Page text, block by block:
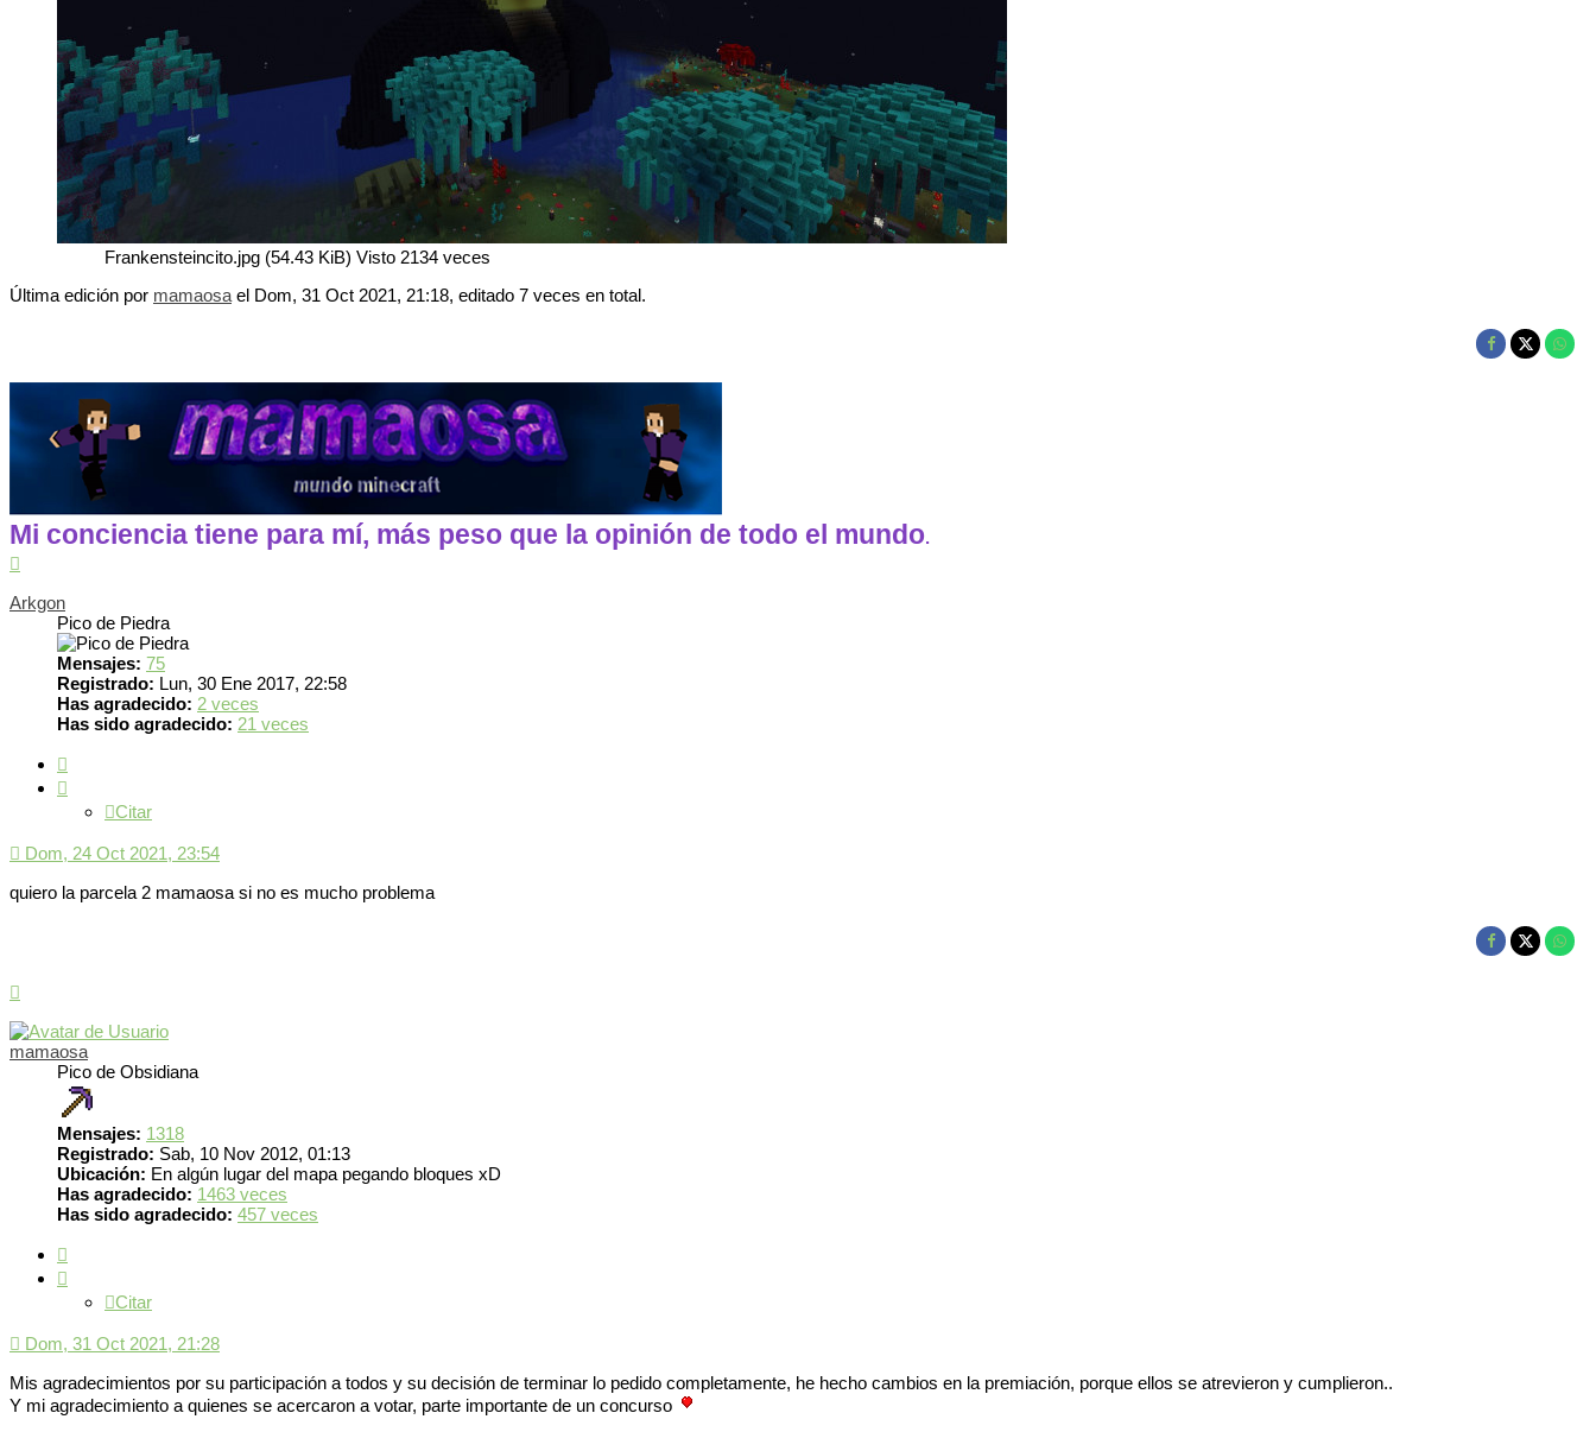
Frankensteincito.jpg (54.43 KiB) Visto 2134 veces
Última edición por mamaosa el Dom, 31 Oct 2021, 21:18, editado 7 veces en total.
Mi conciencia tiene para mí, más peso que la opinión de todo el mundo.
Arkgon
Pico de Piedra
Mensajes: 75
Registrado: Lun, 30 Ene 2017, 22:58
Has agradecido: 2 veces
Has sido agradecido: 21 veces
Citar
Dom, 24 Oct 2021, 23:54
quiero la parcela 2 mamaosa si no es mucho problema
mamaosa
Pico de Obsidiana
Mensajes: 1318
Registrado: Sab, 10 Nov 2012, 01:13
Ubicación: En algún lugar del mapa pegando bloques xD
Has agradecido: 1463 veces
Has sido agradecido: 457 veces
Citar
Dom, 31 Oct 2021, 21:28
Mis agradecimientos por su participación a todos y su decisión de terminar lo pedido completamente, he hecho cambios en la premiación, porque ellos se atrevieron y cumplieron..
Y mi agradecimiento a quienes se acercaron a votar, parte importante de un concurso